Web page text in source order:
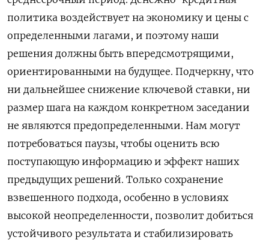
политика воздействует на экономику и цены с
определенными лагами, и поэтому наши
решения должны быть впередсмотрящими,
ориентированными на будущее. Подчеркну, что
ни дальнейшее снижение ключевой ставки, ни
размер шага на каждом конкретном заседании
не ‌являются предопределенными. Нам могут
потребоваться паузы, чтобы оценить всю
поступающую информацию и эффект наших
предыдущих решений. Только сохранение
взвешенного подхода, особенно в условиях
высокой неопределенности, позволит добиться
устойчивого результата и стабилизировать